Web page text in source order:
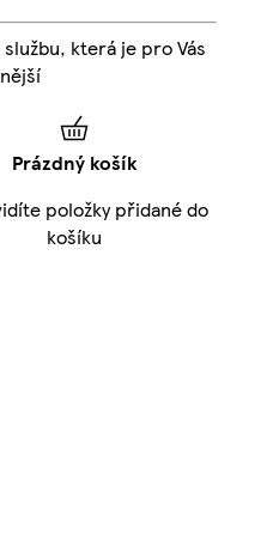
která je pro Vás
Prázdný košík
položky přidané do
košíku